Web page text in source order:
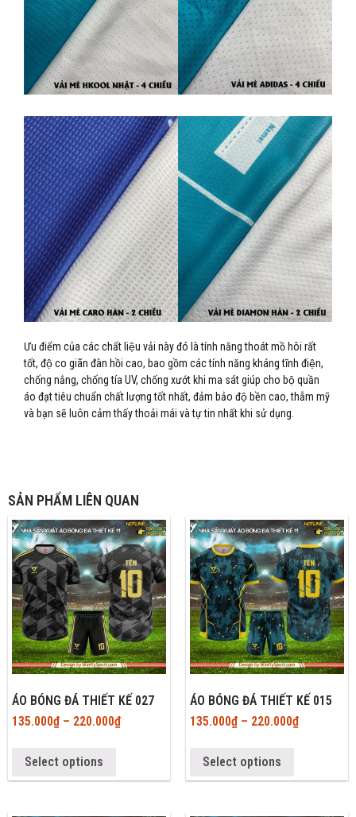
Ưu điểm của các chất liệu vải này đó là tính năng thoát mồ hôi rất
tốt, độ co giãn đàn hồi cao, bao gồm các tính năng kháng tĩnh điện,
chống nắng, chống tía UV, chống xướt khi ma sát giúp cho bộ quần
áo đạt tiêu chuẩn chất lượng tốt nhất, đảm bảo độ bền cao, thẫm mỹ
và bạn sẽ luôn cảm thấy thoải mái và tự tin nhất khi sử dụng.
SẢN PHẨM LIÊN QUAN
ÁO BÓNG ĐÁ THIẾT KẾ 027
135.000₫– 220.000₫
Select options
ÁO BÓNG ĐÁ THIẾT KẾ 015
135.000₫– 220.000₫
Select options